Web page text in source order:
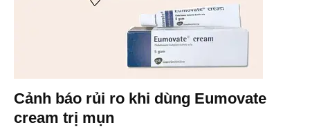
Cảnh báo rủi ro khi dùng Eumovate
cream trị mụn